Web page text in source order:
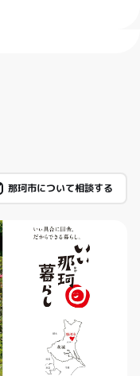
那珂市について相談する